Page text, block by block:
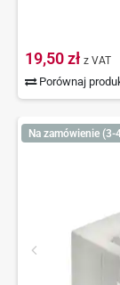
19,50 zł z VAT
Porównaj
Na zamówienie